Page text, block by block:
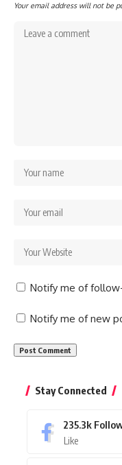
Your email address will not be
Notify me of
Notify me of new
Stay Connected
235.3k
Like